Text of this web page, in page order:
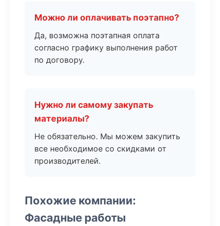
Можно ли оплачивать поэтапно?
Да, возможна поэтапная оплата
согласно графику выполнения работ
по договору.
Нужно ли самому закупать
материалы?
Не обязательно. Мы можем закупить
все необходимое со скидками от
производителей.
Похожие компании:
Фасадные работы